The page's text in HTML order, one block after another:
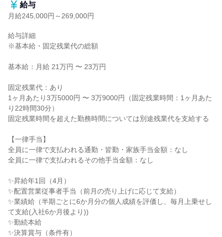
給与
月給245,000円～269,000円
給与詳細
※基本給・固定残業代の総額
基本給：月給 21万円 〜 23万円
固定残業代：あり
1ヶ月あたり3万5000円 〜 3万9000円（固定残業時間：1ヶ月あた
り22時間30分）
固定残業時間を超えた勤務時間については別途残業代を支給する
【一律手当】
全員に一律で支払われる通勤・皆勤・家族手当金額：なし
全員に一律で支払われるその他手当金額：なし
✨昇給年1回（4月）
✨配置営業従事者手当（前月の売り上げに応じて支給）
✨業績給（半期ごとに6か月分の個人成績を評価し、毎月上乗せし
て支給(入社6か月後より))
✨勤続本給
✨決算賞与（条件有）